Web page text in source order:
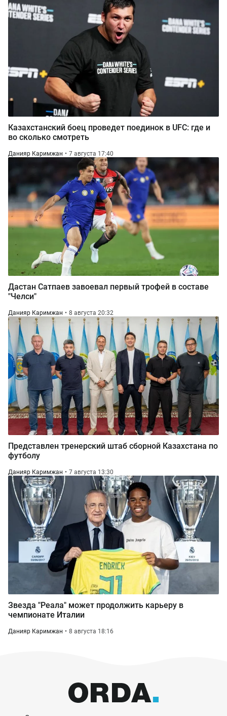
Казахстанский боец проведет поединок в UFC: где и
во сколько смотреть
Данияр Каримжан 7 августа 17:40
Дастан Сатпаев завоевал первый трофей в составе
"Челси"
Данияр Каримжан 8 августа 20:32
Представлен тренерский штаб сборной Казахстана по
футболу
Данияр Каримжан 7 августа 13:30
Звезда "Реала" может продолжить карьеру в
чемпионате Италии
Данияр Каримжан 8 августа 18:16